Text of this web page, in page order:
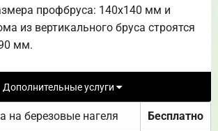
профбруса: 140х140 мм и
из вертикального бруса строятся
мм.
Дополнительные услуги
на березовые нагеля Бесплатно